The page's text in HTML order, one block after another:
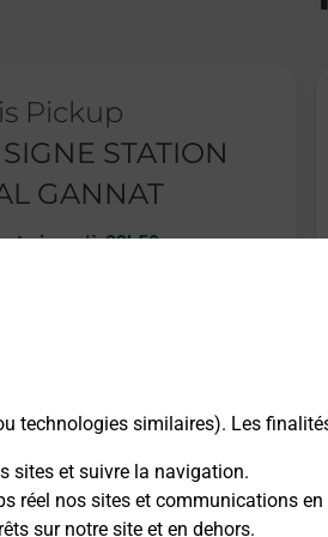
technologies similaires). Les
sites et suivre la navigation.
réel nos sites et communications
sur notre site et en dehors.
Pickup
STATION
GANNAT
-jusqu'à 23h59